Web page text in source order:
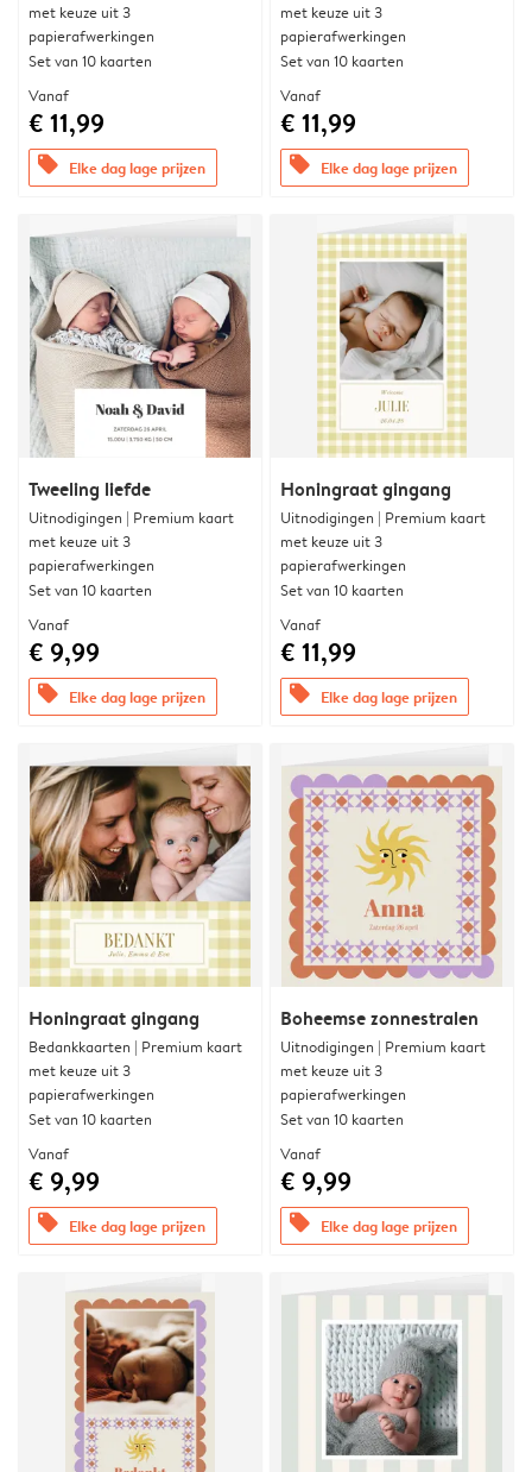
met keuze uit 3
papierafwerkingen
Set van 10 kaarten
Vanaf
€ 11,99
offers Elke dag lage prijzen
met keuze uit 3
papierafwerkingen
Set van 10 kaarten
Vanaf
€ 11,99
offers Elke dag lage prijzen
Tweeling liefde
Uitnodigingen | Premium kaart
met keuze uit 3
papierafwerkingen
Set van 10 kaarten
Vanaf
€ 9,99
offers Elke dag lage prijzen
Honingraat gingang
Uitnodigingen | Premium kaart
met keuze uit 3
papierafwerkingen
Set van 10 kaarten
Vanaf
€ 11,99
offers Elke dag lage prijzen
Honingraat gingang
Bedankkaarten | Premium kaart
met keuze uit 3
papierafwerkingen
Set van 10 kaarten
Vanaf
€ 9,99
offers Elke dag lage prijzen
Boheemse zonnestralen
Uitnodigingen | Premium kaart
met keuze uit 3
papierafwerkingen
Set van 10 kaarten
Vanaf
€ 9,99
offers Elke dag lage prijzen